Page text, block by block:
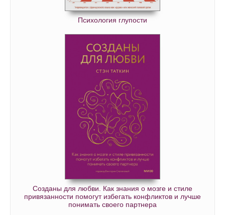
Психология глупости
Созданы для любви. Как знания о мозге и стиле
привязанности помогут избегать конфликтов и лучше
понимать своего партнера